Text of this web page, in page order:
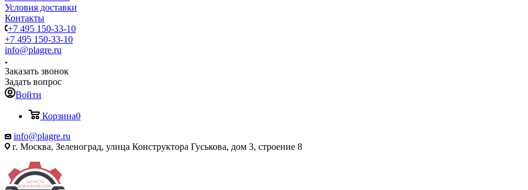
Условия доставки
Контакты
+7 495 150-33-10
+7 495 150-33-10
info@plagre.ru
Заказать звонок
Задать вопрос
Войти
Корзина0
info@plagre.ru
г. Москва, Зеленоград, улица Конструктора Гуськова, дом 3, строение 8